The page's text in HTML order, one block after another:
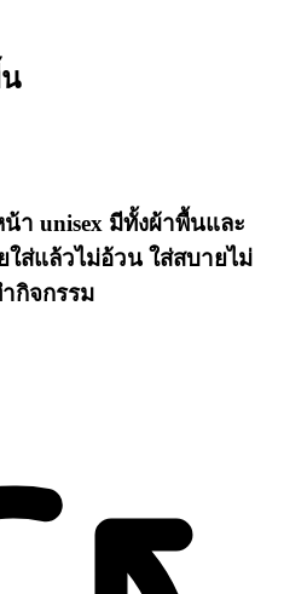
น้า unisex มีทั้งผ้าพื้นและ
ใส่แล้วไม่อ้วน ใส่สบายไม่
กิจกรรม